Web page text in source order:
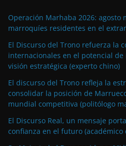
Operación Marhaba 2026: agosto
marroquíes residentes en el
El Discurso del Trono refuerza la
internacionales en el potencial
visión estratégica (experto chino)
El discurso del Trono refleja la
consolidar la posición de
mundial competitiva (politólogo
El Discurso Real, un mensaje
confianza en el futuro (académico